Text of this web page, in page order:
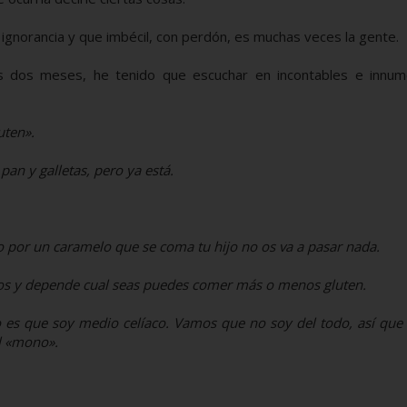
y que imbécil, con perdón, es muchas veces la gente.
meses, he tenido que escuchar en incontables e
y galletas, pero ya está.
un caramelo que se coma tu hijo no os va a pasar nada.
y depende cual seas puedes comer más o menos gluten.
que soy medio celíaco. Vamos que no soy del todo, así que